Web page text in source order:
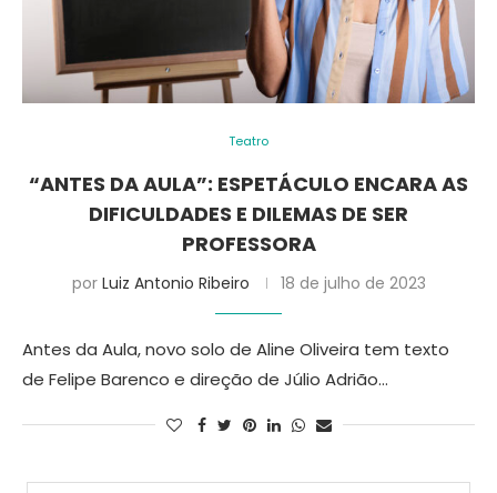
Teatro
“ANTES DA AULA”: ESPETÁCULO ENCARA AS
DIFICULDADES E DILEMAS DE SER
PROFESSORA
por Luiz Antonio Ribeiro 18 de julho de 2023
Antes da Aula, novo solo de Aline Oliveira tem texto
de Felipe Barenco e direção de Júlio Adrião…